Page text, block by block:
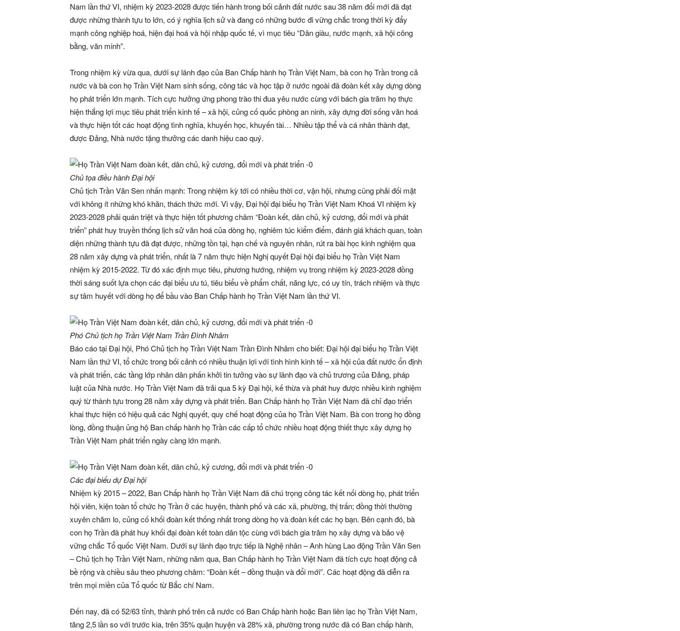
Nam lần thứ VI, nhiệm kỳ 2023-2028 được tiến hành trong bối cảnh đất nước sau 38 năm đổi mới đã đạt
được những thành tựu to lớn, có ý nghĩa lịch sử và đang có những bước đi vững chắc trong thời kỳ đẩy
mạnh công nghiệp hoá, hiện đại hoá và hội nhập quốc tế, vì mục tiêu “Dân giàu, nước mạnh, xã hội công
bằng, văn minh”.
Trong nhiệm kỳ vừa qua, dưới sự lãnh đạo của Ban Chấp hành họ Trần Việt Nam, bà con họ Trần trong cả
nước và bà con họ Trần Việt Nam sinh sống, công tác và học tập ở nước ngoài đã đoàn kết xây dựng dòng
họ phát triển lớn mạnh. Tích cực hưởng ứng phong trào thi đua yêu nước cùng với bách gia trăm họ thực
hiện thắng lợi mục tiêu phát triển kinh tế – xã hội, củng cố quốc phòng an ninh, xây dựng đời sống văn hoá
và thực hiện tốt các hoạt động tình nghĩa, khuyến học, khuyến tài… Nhiều tập thể và cá nhân thành đạt,
được Đảng, Nhà nước tặng thưởng các danh hiệu cao quý.
Chủ tọa điều hành Đại hội
Chủ tịch Trần Văn Sen nhấn mạnh: Trong nhiệm kỳ tới có nhiều thời cơ, vận hội, nhưng cũng phải đối mặt
với không ít những khó khăn, thách thức mới. Vì vậy, Đại hội đại biểu họ Trần Việt Nam Khoá VI nhiệm kỳ
2023-2028 phải quán triệt và thực hiện tốt phương châm “Đoàn kết, dân chủ, kỷ cương, đổi mới và phát
triển” phát huy truyền thống lịch sử văn hoá của dòng họ, nghiêm túc kiểm điểm, đánh giá khách quan, toàn
diện những thành tựu đã đạt được, những tồn tại, hạn chế và nguyên nhân, rút ra bài học kinh nghiệm qua
28 năm xây dựng và phát triển, nhất là 7 năm thực hiện Nghị quyết Đại hội đại biểu họ Trần Việt Nam
nhiệm kỳ 2015-2022. Từ đó xác định mục tiêu, phương hướng, nhiệm vụ trong nhiệm kỳ 2023-2028 đồng
thời sáng suốt lựa chọn các đại biểu ưu tú, tiêu biểu về phẩm chất, năng lực, có uy tín, trách nhiệm và thực
sự tâm huyết với dòng họ để bầu vào Ban Chấp hành họ Trần Việt Nam lần thứ VI.
Phó Chủ tịch họ Trần Việt Nam Trần Đình Nhâm
Báo cáo tại Đại hội, Phó Chủ tịch họ Trần Việt Nam Trần Đình Nhâm cho biết: Đại hội đại biểu họ Trần Việt
Nam lần thứ VI, tổ chức trong bối cảnh có nhiều thuận lợi với tình hình kinh tế – xã hội của đất nước ổn định
và phát triển, các tầng lớp nhân dân phấn khởi tin tưởng vào sự lãnh đạo và chủ trương của Đảng, pháp
luật của Nhà nước. Họ Trần Việt Nam đã trải qua 5 kỳ Đại hội, kế thừa và phát huy được nhiều kinh nghiệm
quý từ thành tựu trong 28 năm xây dựng và phát triển. Ban Chấp hành họ Trần Việt Nam đã chỉ đạo triển
khai thực hiện có hiệu quả các Nghị quyết, quy chế hoạt động của họ Trần Việt Nam. Bà con trong họ đồng
lòng, đồng thuận ủng hộ Ban chấp hành họ Trần các cấp tổ chức nhiều hoạt động thiết thực xây dựng họ
Trần Việt Nam phát triển ngày càng lớn mạnh.
Các đại biểu dự Đại hội
Nhiệm kỳ 2015 – 2022, Ban Chấp hành họ Trần Việt Nam đã chú trọng công tác kết nối dòng họ, phát triển
hội viên, kiện toàn tổ chức họ Trần ở các huyện, thành phố và các xã, phường, thị trấn; đồng thời thường
xuyên chăm lo, củng cố khối đoàn kết thống nhất trong dòng họ và đoàn kết các họ bạn. Bên cạnh đó, bà
con họ Trần đã phát huy khối đại đoàn kết toàn dân tộc cùng với bách gia trăm họ xây dựng và bảo vệ
vững chắc Tổ quốc Việt Nam. Dưới sự lãnh đạo trực tiếp là Nghệ nhân – Anh hùng Lao động Trần Văn Sen
– Chủ tịch họ Trần Việt Nam, những năm qua, Ban Chấp hành họ Trần Việt Nam đã tích cực hoạt động cả
bề rộng và chiều sâu theo phương châm: “Đoàn kết – đồng thuận và đổi mới”. Các hoạt động đã diễn ra
trên mọi miền của Tổ quốc từ Bắc chí Nam.
Đến nay, đã có 52/63 tỉnh, thành phố trên cả nước có Ban Chấp hành hoặc Ban liên lạc họ Trần Việt Nam,
tăng 2,5 lần so với trước kia, trên 35% quận huyện và 28% xã, phường trong nước đã có Ban chấp hành,